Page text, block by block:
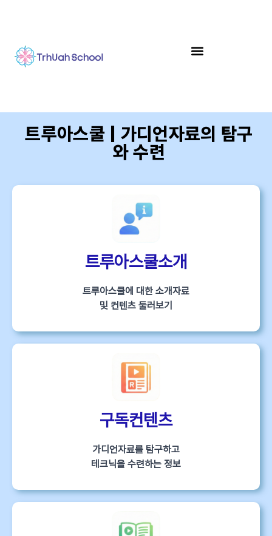
트루아스쿨 | 가디언자료의 탐구
와 수련
트루아스쿨소개
트루아스쿨에 대한 소개자료
및 컨텐츠 둘러보기
구독컨텐츠
가디언자료를 탐구하고
테크닉을 수련하는 정보